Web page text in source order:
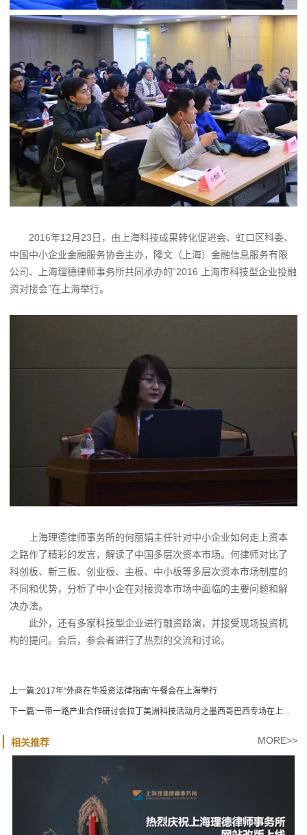
2016年12月23日，由上海科技成果转化促进会、虹口区科委、
中国中小企业金融服务协会主办，隆文（上海）金融信息服务有限
公司、上海理德律师事务所共同承办的“2016 上海市科技型企业投融
资对接会”在上海举行。
上海理德律师事务所的何丽娟主任针对中小企业如何走上资本
之路作了精彩的发言，解读了中国多层次资本市场。何律师对比了
科创板、新三板、创业板、主板、中小板等多层次资本市场制度的
不同和优势，分析了中小企在对接资本市场中面临的主要问题和解
决办法。
此外，还有多家科技型企业进行融资路演，并接受现场投资机
构的提问。会后，参会者进行了热烈的交流和讨论。
上一篇:2017年“外商在华投资法律指南”午餐会在上海举行
下一篇:一带一路产业合作研讨会拉丁美洲科技活动月之墨西哥巴西专场在上...
相关推荐 MORE>>